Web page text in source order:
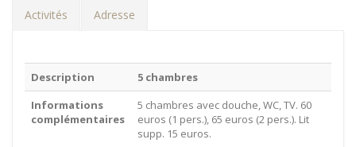
Activités Adresse
Description
5 chambres
Informations
complémentaires
5 chambres avec douche, WC, TV. 60
euros (1 pers.), 65 euros (2 pers.). Lit
supp. 15 euros.